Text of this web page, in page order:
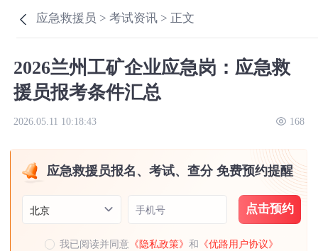
应急救援员 >考试资讯 > 正文
2026兰州工矿企业应急岗：应急救
援员报考条件汇总
2026.05.11 10:18:43 168
应急救援员报名、考试、查分 免费预约提醒
北京 手机号 点击预约
我已阅读并同意 《隐私政策》和 《优路用户协议》